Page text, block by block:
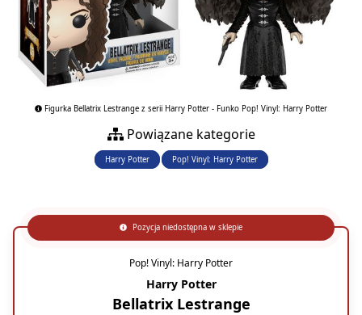
Figurka Bellatrix Lestrange z serii Harry Potter - Funko Pop! Vinyl: Harry Potter
Powiązane kategorie
Harry Potter Pop! Vinyl: Harry Potter
Pozycja niedostępna w sklepie
Pop! Vinyl: Harry Potter
Harry Potter
Bellatrix Lestrange